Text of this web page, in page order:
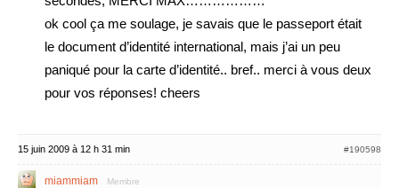
ok cool ça me soulage, je savais que le passeport était
le document d’identité international, mais j’ai un peu
paniqué pour la carte d’identité.. bref.. merci à vous deux
pour vos réponses! cheers
15 juin 2009 à 12 h 31 min #190598
miammiam Membre